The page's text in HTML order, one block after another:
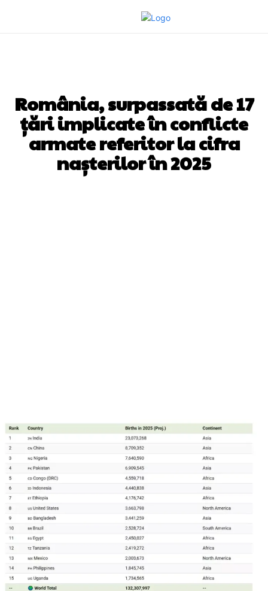
România, surpassată de 17
țări implicate în conflicte
armate referitor la cifra
nașterilor în 2025